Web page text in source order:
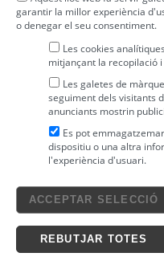
powered by4tickets S.L.
Ticketing solutions
garantir la millor experiència
o denegar el seu consentiment.
Les cookies
mitjançant la recopilació
Les galetes de
seguiment dels visitants
anunciants mostrin
Es pot
dispositiu o una altra
l'experiència d'usuari.
ACCEPTAR SELECCIÓ
REBUTJAR TOTES